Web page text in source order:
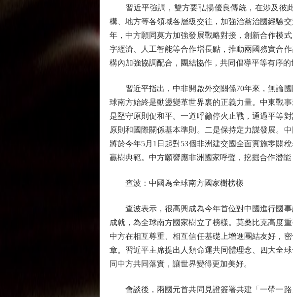
習近平強調，雙方要弘揚優良傳統，在涉及彼
構、地方等各領域各層級交往，加強治黨治國經驗
年，中方願同莫方加強發展戰略對接，創新合作模
字經濟、人工智能等合作增長點，推動兩國務實合
構內加強協調配合，團結協作，共同倡導平等有序
習近平指出，中非開啟外交關係70年來，無論國
球南方始終是動盪變革世界裏的正義力量。中東戰
是堅守原則促和平。一道呼籲停火止戰，通過平等
原則和國際關係基本準則。二是保持定力謀發展。
將於今年5月1日起對53個非洲建交國全面實施零關
贏樹典範。中方願響應非洲國家呼聲，挖掘合作潛
查波：中國為全球南方國家樹榜樣
查波表示，很高興成為今年首位對中國進行國事
成就，為全球南方國家樹立了榜樣。莫桑比克高度
中方在相互尊重、相互信任基礎上增進團結友好，
章。習近平主席提出人類命運共同體理念、四大全
同中方共同落實，讓世界變得更加美好。
會談後，兩國元首共同見證簽署共建「一帶一路